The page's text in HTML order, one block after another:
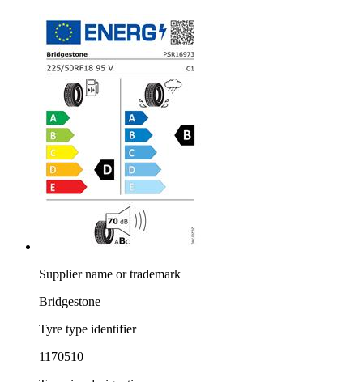
Supplier name or trademark
Bridgestone
Tyre type identifier
1170510